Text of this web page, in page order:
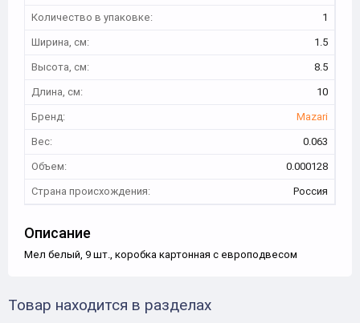
Количество в упаковке:
1
Ширина, см:
1.5
Высота, см:
8.5
Длина, см:
10
Бренд:
Mazari
Вес:
0.063
Объем:
0.000128
Страна происхождения:
Россия
Описание
Мел белый, 9 шт., коробка картонная c европодвесом
Товар находится в разделах